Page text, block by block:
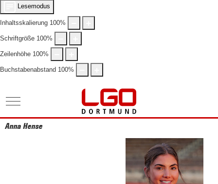
Lesemodus
Inhaltsskalierung 100%
Schriftgröße 100%
Zeilenhöhe 100%
Buchstabenabstand 100%
Mobile Menu Toggle
Anna Hense